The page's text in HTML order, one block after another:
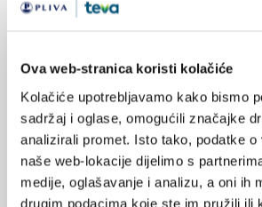
Ova web-stranica koristi kolačiće
Kolačiće upotrebljavamo kako bismo
sadržaj i oglase, omogućili značajke
analizirali promet. Isto tako, podatke o
naše web-lokacije dijelimo s
medije, oglašavanje i analizu, a oni ih
drugim podacima koje ste im pružili ili
urin proteini +, TSH 4,0; Ca u serumu 2,31;
D,Fracturam i.a.antebrachi l. sin dist.,CRPS
Hypertensio arterialis., Diabetes mellitus.,
fracturam bimalleolaris l. sin a .a. VI
c)cilj liječenja- prevencija novog prijeloma
rizik za veliki prijelom 18%, prijelom kuka
liječenje: farmakoterapija (kalcij + vitamin